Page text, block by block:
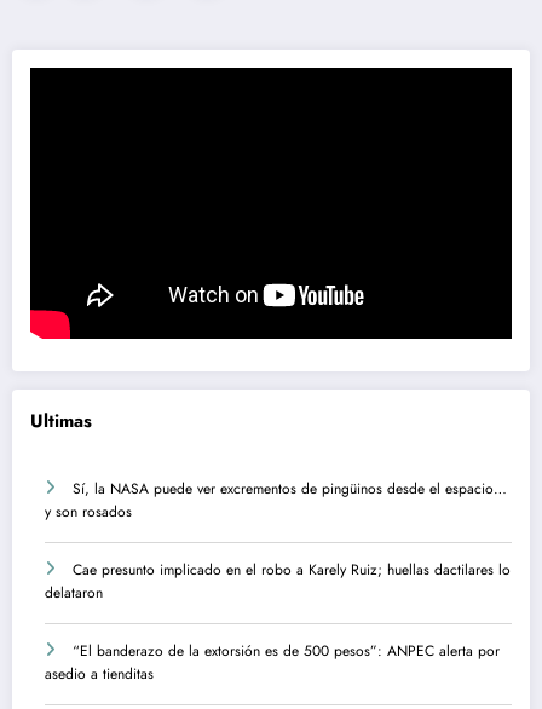
entradas
Ultimas
Sí, la NASA puede ver excrementos de pingüinos desde el espacio…
y son rosados
Cae presunto implicado en el robo a Karely Ruiz; huellas dactilares lo
delataron
“El banderazo de la extorsión es de 500 pesos”: ANPEC alerta por
asedio a tienditas